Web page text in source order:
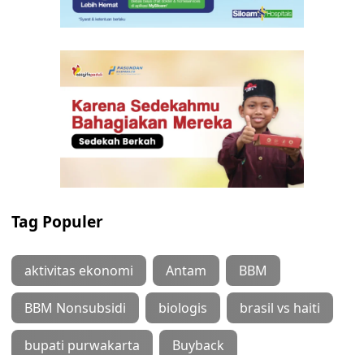
Tag Populer
aktivitas ekonomi Antam BBM
BBM Nonsubsidi biologis brasil vs haiti
bupati purwakarta Buyback